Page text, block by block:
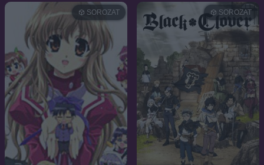
SOROZAT SOROZAT